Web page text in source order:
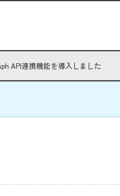
API連携機能を導入しました